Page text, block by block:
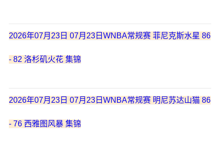
2026年07月23日 07月23日WNBA常规赛 菲尼克斯水星 86
- 82 洛杉矶火花 集锦
2026年07月23日 07月23日WNBA常规赛 明尼苏达山猫 86
- 76 西雅图风暴 集锦